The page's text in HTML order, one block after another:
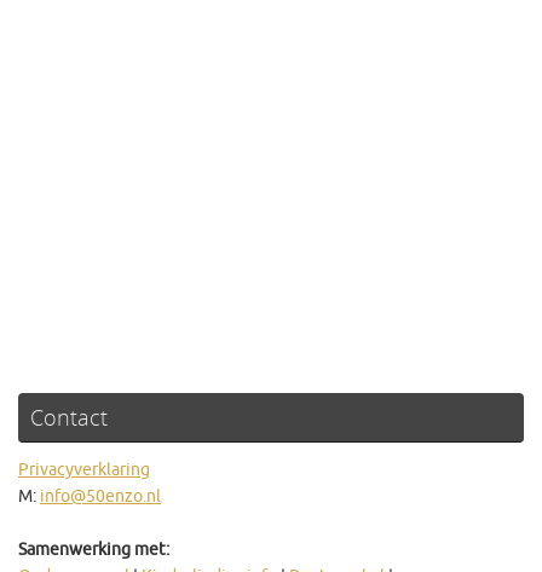
Contact
Privacyverklaring
M: info@50enzo.nl
Samenwerking met: